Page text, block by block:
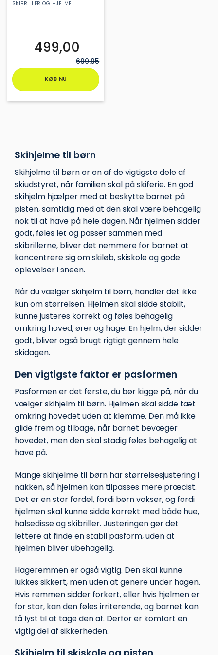
SKIBRILLER OG HJELME
ALLROUND HJELM
KØB NU
vare
kan
på
varesiden
699.95
499,00
Skihjelme til børn
Skihjelme til børn er en af de vigtigste dele af
skiudstyret, når familien skal på skiferie. En god
skihjelm hjælper med at beskytte barnet på
pisten, samtidig med at den skal være behagelig
nok til at have på hele dagen. Når hjelmen sidder
godt, føles let og passer sammen med
skibrillerne, bliver det nemmere for barnet at
koncentrere sig om skiløb, skiskole og gode
oplevelser i sneen.
Når du vælger skihjelm til børn, handler det ikke
kun om størrelsen. Hjelmen skal sidde stabilt,
kunne justeres korrekt og føles behagelig
omkring hoved, ører og hage. En hjelm, der sidder
godt, bliver også brugt rigtigt gennem hele
skidagen.
Den vigtigste faktor er pasformen
Pasformen er det første, du bør kigge på, når du
vælger skihjelm til børn. Hjelmen skal sidde tæt
omkring hovedet uden at klemme. Den må ikke
glide frem og tilbage, når barnet bevæger
hovedet, men den skal stadig føles behagelig at
have på.
Mange skihjelme til børn har størrelsesjustering i
nakken, så hjelmen kan tilpasses mere præcist.
Det er en stor fordel, fordi børn vokser, og fordi
hjelmen skal kunne sidde korrekt med både hue,
halsedisse og skibriller. Justeringen gør det
lettere at finde en stabil pasform, uden at
hjelmen bliver ubehagelig.
Hageremmen er også vigtig. Den skal kunne
lukkes sikkert, men uden at genere under hagen.
Hvis remmen sidder forkert, eller hvis hjelmen er
for stor, kan den føles irriterende, og barnet kan
få lyst til at tage den af. Derfor er komfort en
vigtig del af sikkerheden.